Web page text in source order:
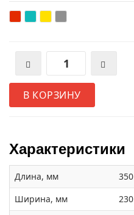
В КОРЗИНУ
Характеристики
Длина, мм
350
Ширина, мм
230